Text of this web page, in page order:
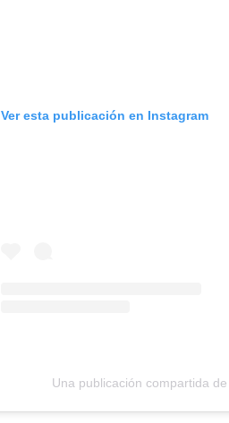
Ver esta publicación en Instagram
Una publicación compartida